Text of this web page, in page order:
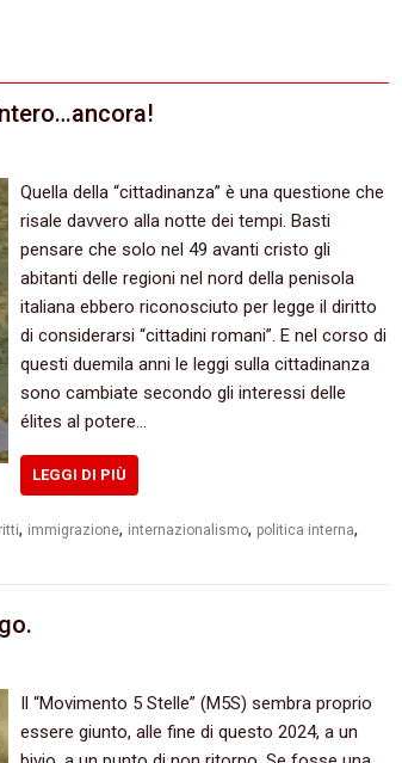
Quella della “cittadinanza” è una questione che
risale davvero alla notte dei tempi. Basti
pensare che solo nel 49 avanti cristo gli
abitanti delle regioni nel nord della penisola
italiana ebbero riconosciuto per legge il diritto
di considerarsi “cittadini romani”. E nel corso di
questi duemila anni le leggi sulla cittadinanza
sono cambiate secondo gli interessi delle
élites al potere…
LEGGI DI PIÙ
, immigrazione, internazionalismo, politica interna,
Il “Movimento 5 Stelle” (M5S) sembra proprio
essere giunto, alle fine di questo 2024, a un